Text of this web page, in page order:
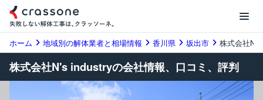
ホーム 地域別の解体業者と相場情報 香川県 坂出市 株式会社N's
株式会社N's industryの会社情報、口コミ、評判